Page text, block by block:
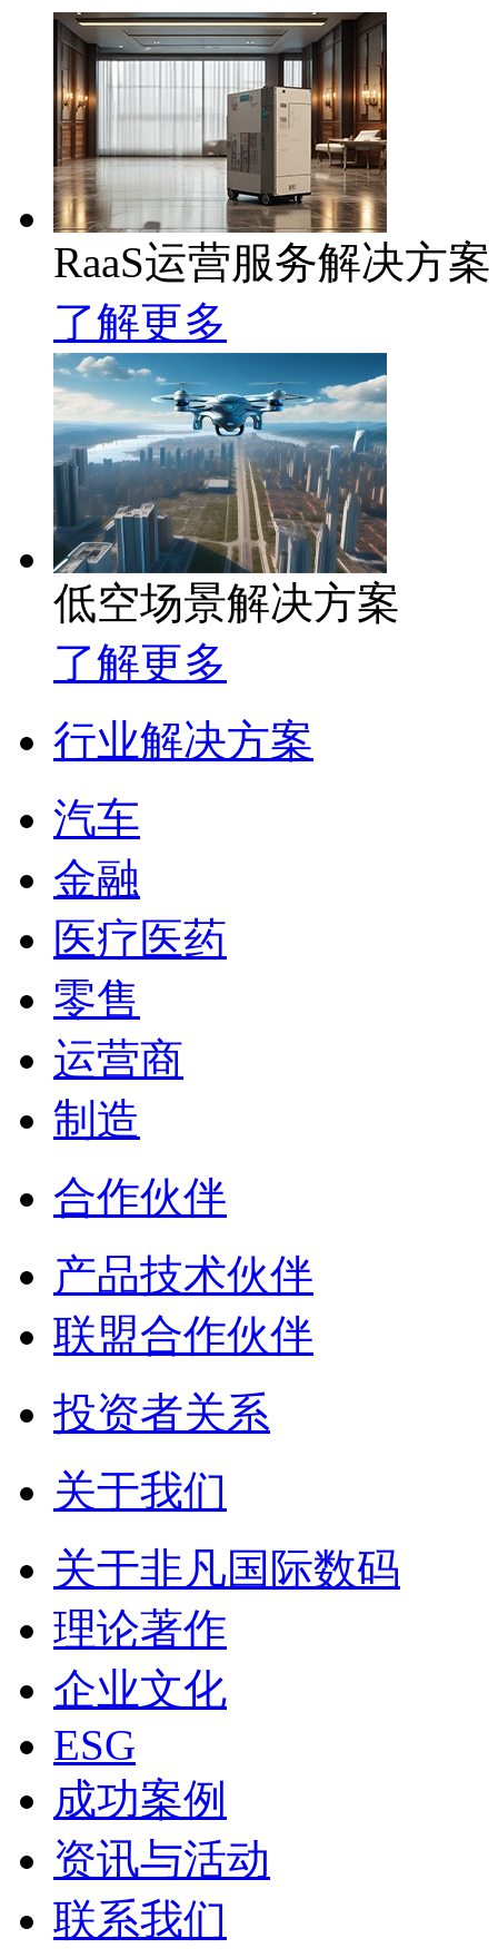
RaaS运营服务解决方案
了解更多
低空场景解决方案
了解更多
行业解决方案
汽车
金融
医疗医药
零售
运营商
制造
合作伙伴
产品技术伙伴
联盟合作伙伴
投资者关系
关于我们
关于非凡国际数码
理论著作
企业文化
ESG
成功案例
资讯与活动
联系我们